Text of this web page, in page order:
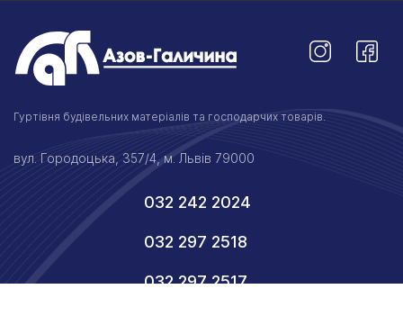
Гуртівня будівельних матеріалів та господарчих товарів.
вул. Городоцька, 357/4, м. Львів 79000
032 242 2024
032 297 2518
032 297 2517